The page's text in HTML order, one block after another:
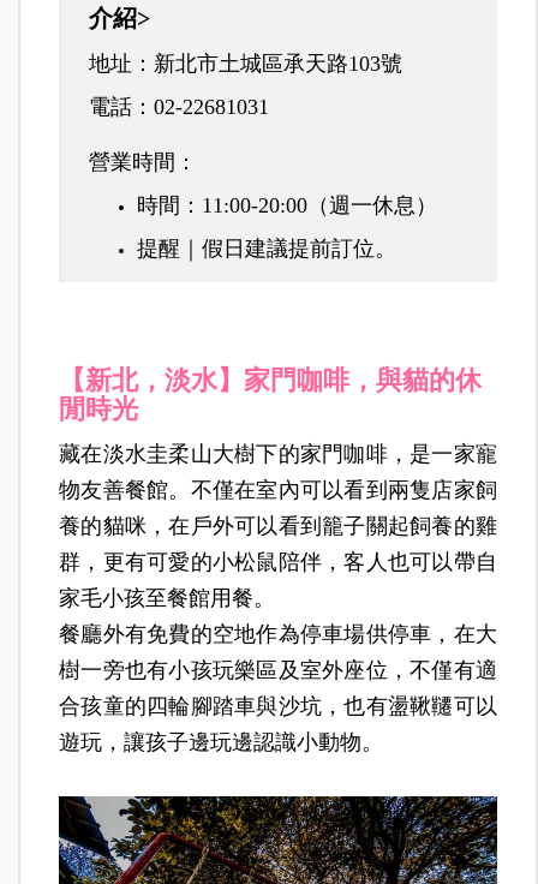
介紹>
地址：新北市土城區承天路103號
電話：02-22681031
營業時間 ：
時間：11:00-20:00（週一休息）
提醒｜假日建議提前訂位。
【新北，淡水】家門咖啡，與貓的休
閒時光
藏在淡水圭柔山大樹下的家門咖啡，是一家寵
物友善餐館。不僅在室內可以看到兩隻店家飼
養的貓咪，在戶外可以看到籠子關起飼養的雞
群，更有可愛的小松鼠陪伴，客人也可以帶自
家毛小孩至餐館用餐。
餐廳外有免費的空地作為停車場供停車，在大
樹一旁也有小孩玩樂區及室外座位，不僅有適
合孩童的四輪腳踏車與沙坑，也有盪鞦韆可以
遊玩，讓孩子邊玩邊認識小動物。